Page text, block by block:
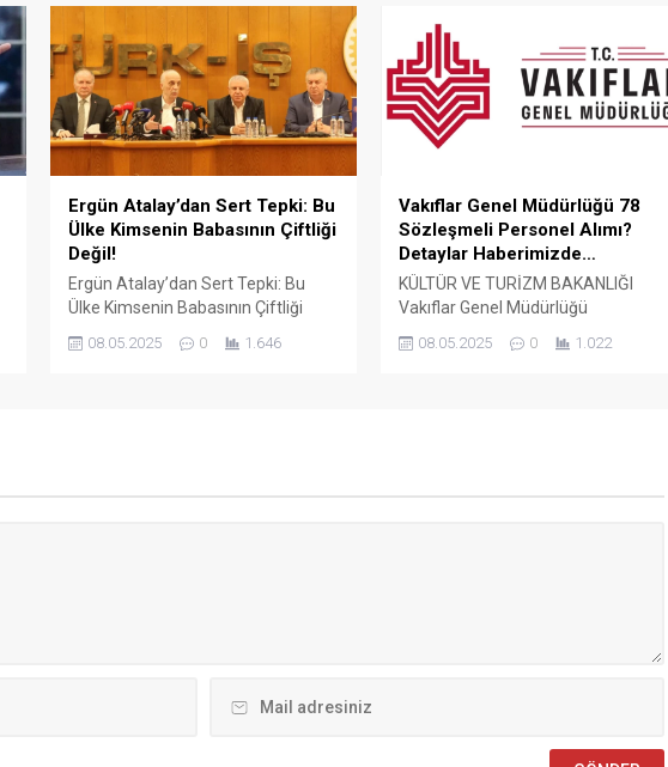
balkon, kış bahçesi, panjur ve
küpeşte çözümlerini tek çatı altında
sunuyor. Fıratpen kurumsal bayiliği
ile çalışıyor olmamız; profil kalitesi,
aksesuar standardı...
açıklamaları, bazı memur
sendikalarının kamu işçilerine
yönelik yaklaşımlarını gözler önüne
serdi. Atalay, bazı memur
sendikalarının Cumhurbaşkanlığı’na
başvurarak “İşçiden amir olmaz”
Ergün Atalay’dan Sert Tepki: Bu
Ülke Kimsenin Babasının Çiftliği
Değil!
Ergün Atalay’dan Sert Tepki: Bu
Ülke Kimsenin Babasının Çiftliği
Konfederasyonu (TÜRK-İŞ) Genel
gerçekleştirilen basın toplantısında
08.05.2025 0 1.646
Vakıflar Genel Müdürlüğü 78
Sözleşmeli Personel Alımı?
Detaylar Haberimizde…
KÜLTÜR VE TURİZM BAKANLIĞI
Vakıflar Genel Müdürlüğü
Genel Müdürlüğümüz Merkez ve
Esaslar” çerçevesinde sözlü sınavla
08.05.2025 0 1.022